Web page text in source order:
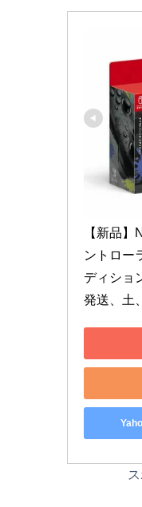
【新品
ントロー
ディショ
発送、土